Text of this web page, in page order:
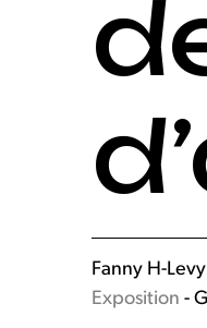
Fanny H-Levy
Exposition -